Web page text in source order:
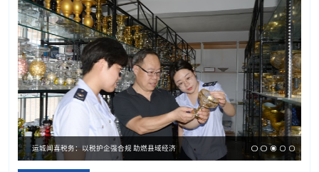
运城闻喜税务：以税护企强合规 助燃县域经济